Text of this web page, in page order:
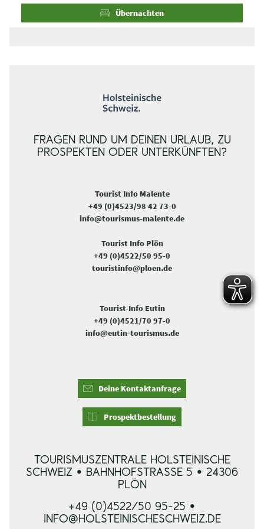
s
e
s
e
Übernachten
FRAGEN RUND UM DEINEN URLAUB, ZU
PROSPEKTEN ODER UNTERKÜNFTEN?
Tourist Info Malente
+49 (0)4523/98 42 73-0
info@tourismus-malente.de
Tourist Info Plön
+49 (0)4522/50 95-0
touristinfo@ploen.de
Tourist-Info Eutin
+49 (0)4521/70 97-0
info@eutin-tourismus.de
Deine Kontaktanfrage
Prospektbestellung
TOURISMUSZENTRALE HOLSTEINISCHE
SCHWEIZ • BAHNHOFSTRASSE 5 • 24306 P
LÖN
+49 (0)4522/50 95-25 •
INFO@HOLSTEINISCHESCHWEIZ.DE